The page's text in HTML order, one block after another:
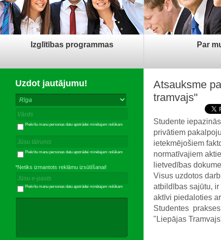
Izglītības programmas Par
Uzdot jautājumu!
Piekrītu manu personas datu apstrādei minētajam nolūkam
Piekrītu manu personas datu apstrādei minētajam nolūkam
*Netiks izmantots reklāmu izsūtīšanai!
Piekrītu manu personas datu apstrādei minētajam nolūkam
Atsauksme
tramvajs"
Studente iepazinās
privātiem
ietekmējošiem
normatīvajiem
lietvedības
Visus uzdotos
atbildības sajūtu, ir
aktīvi piedaloties
Studentes prakses
"Liepājas Tramvajs